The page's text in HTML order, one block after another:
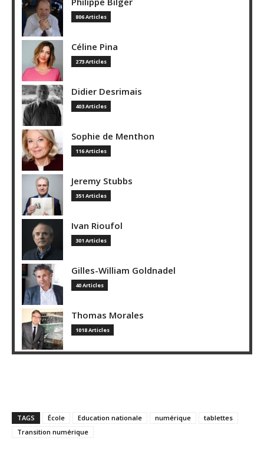
806 Articles
Céline Pina
273 Articles
Didier Desrimais
403 Articles
Sophie de Menthon
116 Articles
Jeremy Stubbs
351 Articles
Ivan Rioufol
301 Articles
Gilles-William Goldnadel
40 Articles
Thomas Morales
1018 Articles
TAGS École Education nationale numérique
tablettes
Transition numérique